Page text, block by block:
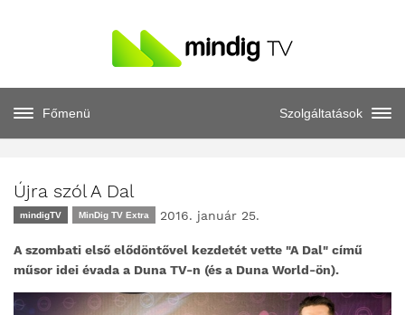
Főmenü Szolgáltatások
Újra szól A Dal
mindigTV MinDig TV Extra 2016. január 25.
A szombati első elődöntővel kezdetét vette "A Dal" című
műsor idei évada a Duna TV-n (és a Duna World-ön).